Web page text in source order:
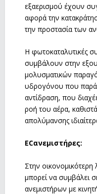
εξαερισμού έχουν
αφορά την
την προστασία των
Η φωτοκαταλυτικές
συμβάλουν στην
μολυσματικών
υδρογόνου που
αντίδραση, που
ροή του αέρα,
απολύμανσης
ECανεμιστήρες:
Στην
μπορεί να συμβάλει
ανεμιστήρων με